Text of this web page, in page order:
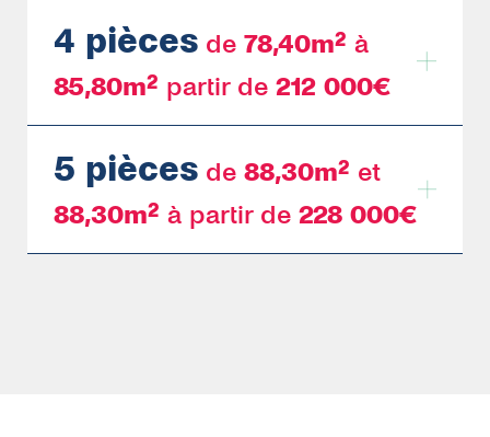
Lot 2451
T2 42,70m²
151 700€
DÉCOUVRIR
Lot 2552
T2
DÉCOUVRIR
Lot 2415
T3 62,30 m²
Lot 2551
T3
4 pièces de 78,40m² à
85,80m² partir de 212 000€
5 pièces de 88,30m² et
88,30m² à partir de 228 000€